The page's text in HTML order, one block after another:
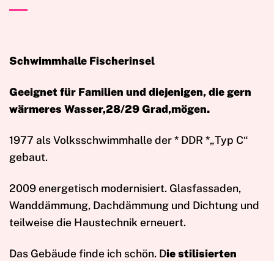
Schwimmhalle Fischerinsel
Geeignet für Familien und diejenigen, die gern
wärmeres Wasser,28/29 Grad,mögen.
1977 als Volksschwimmhalle der* DDR *„Typ C“
gebaut.
2009 energetisch modernisiert. Glasfassaden,
Wanddämmung, Dachdämmung und Dichtung und
teilweise die Haustechnik erneuert.
Das Gebäude finde ich schön. Die stilisierten